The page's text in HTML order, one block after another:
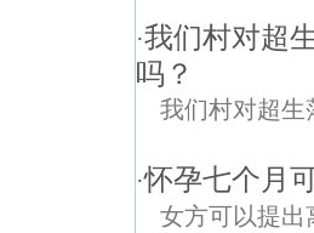
·我们村对超
吗？
我们村对超生
·怀孕七个月
女方可以提出